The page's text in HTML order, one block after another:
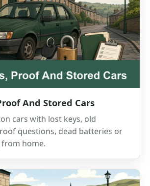
And Stored Cars
cars with lost keys, old
questions, dead batteries or
home.